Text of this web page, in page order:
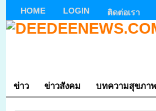
HOME LOGIN ติดต่อเรา
ข่าว ข่าวสังคม บทความสุขภาพ